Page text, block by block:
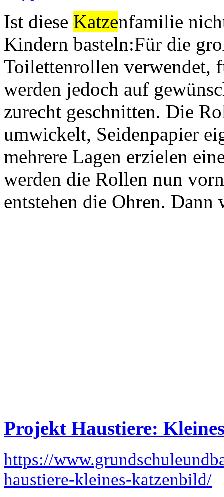
Ist diese Katzenfamilie
Kindern basteln:Für die
Toilettenrollen verwendet,
werden jedoch auf
zurecht geschnitten. Die
umwickelt, Seidenpapier
mehrere Lagen erzielen
werden die Rollen nun
entstehen die Ohren. Dann
Projekt Haustiere:
https://
haustiere-kleines-katzenbild/